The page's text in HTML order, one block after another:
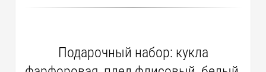
Подарочный набор: кукла